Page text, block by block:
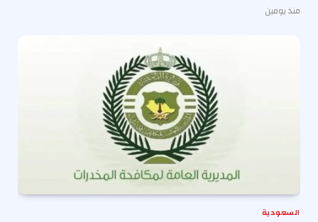
منذ يومين
السعودية